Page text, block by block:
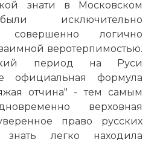
знати в Московском
исключительно
логично
веротерпимостью.
период на Руси
официальная формула
отчина" - тем самым
верховная
право русских
знать легко находила